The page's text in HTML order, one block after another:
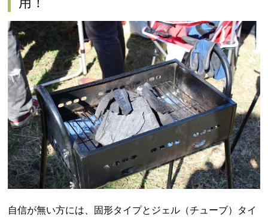
自信が無い方には、固形タイプとジェル（チューブ）タイ